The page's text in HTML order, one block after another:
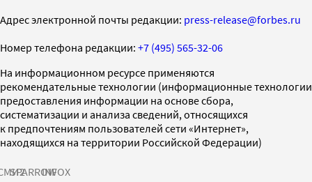
Адрес электронной почты редакции: press-release@forbes.ru
Номер телефона редакции: +7 (495) 565-32-06
На информационном ресурсе применяются
рекомендательные технологии (информационные технологии
предоставления информации на основе сбора,
систематизации и анализа сведений, относящихся
к предпочтениям пользователей сети «Интернет»,
находящихся на территории Российской Федерации)
SPARROWINFOX